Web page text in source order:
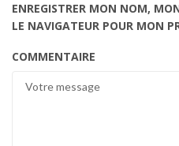
ENREGISTRER MON NOM,
LE NAVIGATEUR POUR MON
COMMENTAIRE